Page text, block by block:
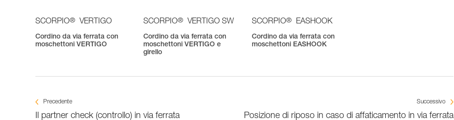
SCORPIO® VERTIGO
Cordino da via ferrata con
moschettoni VERTIGO
SCORPIO® VERTIGO SW
Cordino da via ferrata con
moschettoni VERTIGO e
girello
SCORPIO® EASHOOK
Cordino da via ferrata con
moschettoni EASHOOK
Precedente
Il partner check (controllo) in via ferrata
Successivo
Posizione di riposo in caso di affaticamento in via ferrata